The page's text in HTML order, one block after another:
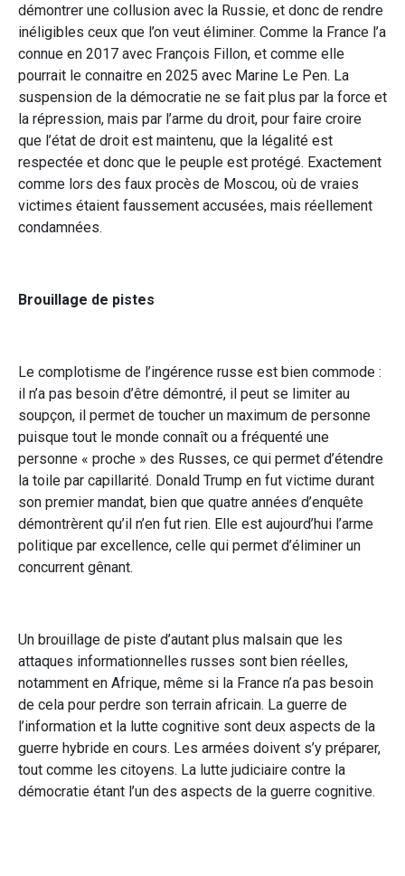
démontrer une collusion avec la Russie, et donc de rendre
inéligibles ceux que l’on veut éliminer. Comme la France l’a
connue en 2017 avec François Fillon, et comme elle
pourrait le connaitre en 2025 avec Marine Le Pen. La
suspension de la démocratie ne se fait plus par la force et
la répression, mais par l’arme du droit, pour faire croire
que l’état de droit est maintenu, que la légalité est
respectée et donc que le peuple est protégé. Exactement
comme lors des faux procès de Moscou, où de vraies
victimes étaient faussement accusées, mais réellement
condamnées.
Brouillage de pistes
Le complotisme de l’ingérence russe est bien commode :
il n’a pas besoin d’être démontré, il peut se limiter au
soupçon, il permet de toucher un maximum de personne
puisque tout le monde connaît ou a fréquenté une
personne « proche » des Russes, ce qui permet d’étendre
la toile par capillarité. Donald Trump en fut victime durant
son premier mandat, bien que quatre années d’enquête
démontrèrent qu’il n’en fut rien. Elle est aujourd’hui l’arme
politique par excellence, celle qui permet d’éliminer un
concurrent gênant.
Un brouillage de piste d’autant plus malsain que les
attaques informationnelles russes sont bien réelles,
notamment en Afrique, même si la France n’a pas besoin
de cela pour perdre son terrain africain. La guerre de
l’information et la lutte cognitive sont deux aspects de la
guerre hybride en cours. Les armées doivent s’y préparer,
tout comme les citoyens. La lutte judiciaire contre la
démocratie étant l’un des aspects de la guerre cognitive.